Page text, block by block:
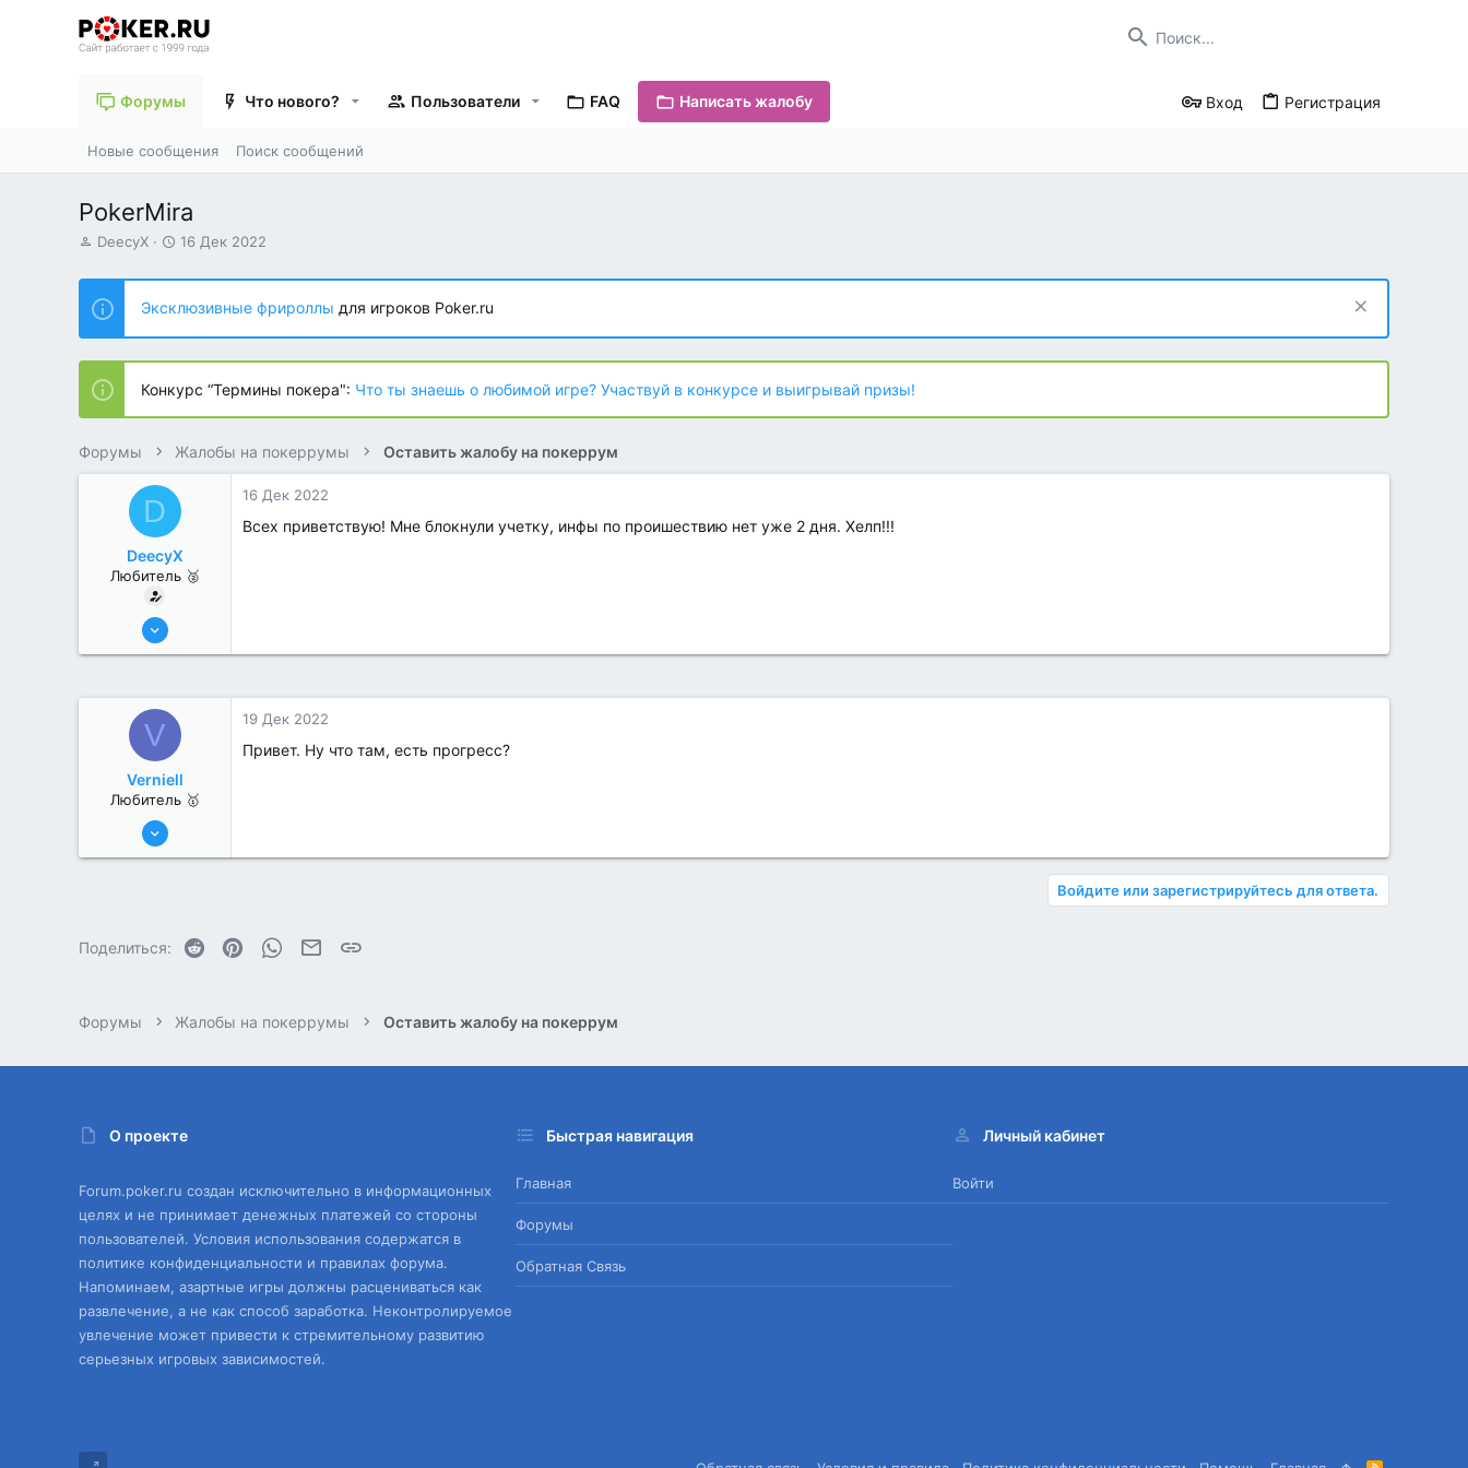
Форумы Что нового? Пользователи FAQ Написать жалобу Вход Регистрация
Новые сообщения Поиск сообщений
PokerMira
А
т
о
р
т
е
м
ы
DeecyX
Д
т
н
а
ч
л
а
16 Дек 2022
Эксклюзивные фрироллы для игроков Poker.ru
Конкурс “Термины покера": Что ты знаешь о любимой игре? Участвуй в конкурсе и выигрывай призы!
Форумы Жалобы на покеррумы Оставить жалобу на покеррум
D
DeecyX
Любитель 🥈
25 Июл 2022
16 Дек 2022
Всех приветствую! Мне блокнули учетку, инфы по проишествию нет уже 2 дня. Хелп!!!
V
Verniell
Любитель 🥇
25 Июл 2022
19 Дек 2022
Привет. Ну что там, есть прогресс?
Войдите или зарегистрируйтесь для ответа.
Поделиться: Reddit PinterestWhatsAppЭлектронная почта
Форумы Жалобы на покеррумы Оставить жалобу на покеррум
О проекте
Forum.poker.ru создан исключительно в информационных
целях и не принимает денежных платежей со стороны
пользователей. Условия использования содержатся в
политике конфиденциальности и правилах форума.
Напоминаем, азартные игры должны расцениваться как
развлечение, а не как способ заработка. Неконтролируемое
увлечение может привести к стремительному развитию
серьезных игровых зависимостей.
Быстрая навигация
Главная
Форумы
Обратная Связь
Личный кабинет
Войти